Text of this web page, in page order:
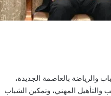
والرياضة بالعاصمة الجديدة،
والتأهيل المهني، وتمكين الشباب